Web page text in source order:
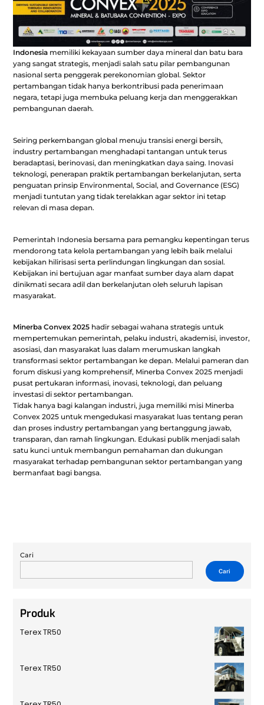
Indonesia memiliki kekayaan sumber daya mineral dan batu bara
yang sangat strategis, menjadi salah satu pilar pembangunan
nasional serta penggerak perekonomian global. Sektor
pertambangan tidak hanya berkontribusi pada penerimaan
negara, tetapi juga membuka peluang kerja dan menggerakkan
pembangunan daerah.
Seiring perkembangan global menuju transisi energi bersih,
industry pertambangan menghadapi tantangan untuk terus
beradaptasi, berinovasi, dan meningkatkan daya saing. Inovasi
teknologi, penerapan praktik pertambangan berkelanjutan, serta
penguatan prinsip Environmental, Social, and Governance (ESG)
menjadi tuntutan yang tidak terelakkan agar sektor ini tetap
relevan di masa depan.
Pemerintah Indonesia bersama para pemangku kepentingan terus
mendorong tata kelola pertambangan yang lebih baik melalui
kebijakan hilirisasi serta perlindungan lingkungan dan sosial.
Kebijakan ini bertujuan agar manfaat sumber daya alam dapat
dinikmati secara adil dan berkelanjutan oleh seluruh lapisan
masyarakat.
Minerba Convex 2025 hadir sebagai wahana strategis untuk
mempertemukan pemerintah, pelaku industri, akademisi, investor,
asosiasi, dan masyarakat luas dalam merumuskan langkah
transformasi sektor pertambangan ke depan. Melalui pameran dan
forum diskusi yang komprehensif, Minerba Convex 2025 menjadi
pusat pertukaran informasi, inovasi, teknologi, dan peluang
investasi di sektor pertambangan.
Tidak hanya bagi kalangan industri, juga memiliki misi Minerba
Convex 2025 untuk mengedukasi masyarakat luas tentang peran
dan proses industry pertambangan yang bertanggung jawab,
transparan, dan ramah lingkungan. Edukasi publik menjadi salah
satu kunci untuk membangun pemahaman dan dukungan
masyarakat terhadap pembangunan sektor pertambangan yang
bermanfaat bagi bangsa.
Cari
Cari
Produk
Terex TR50
Terex TR50